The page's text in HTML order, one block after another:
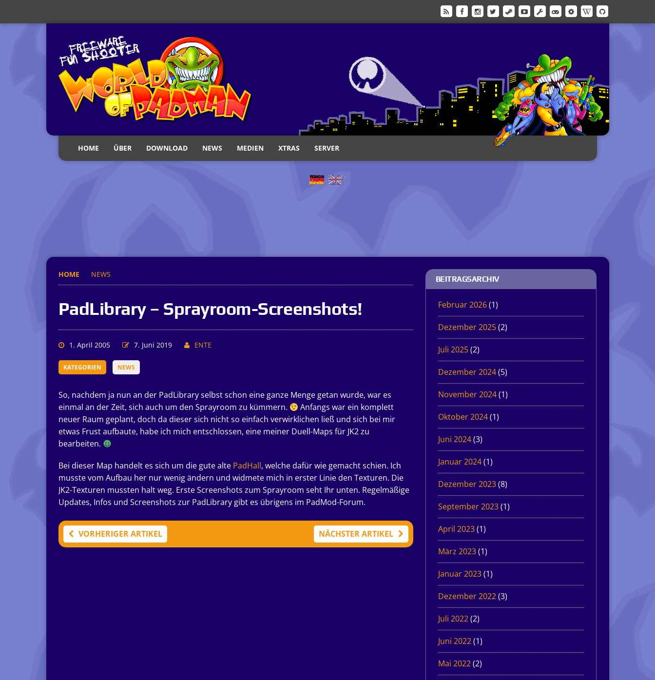
HOME ÜBER DOWNLOAD NEWS MEDIEN XTRAS SERVER
HOME NEWS
PadLibrary – Sprayroom-Screenshots!
1. April 2005 7. Juni 2019 ENTE
KATEGORIEN NEWS
So, nachdem ja nun an der PadLibrary selbst schon eine ganze Menge getan wurde, war es
einmal an der Zeit, sich auch um den Sprayroom zu kümmern.
Anfangs war ein komplett
neuer Raum geplant, doch da dieser sich nicht so einfach verwirklichen ließ und sich bei mir
etwas Frust aufbaute, habe ich mich entschlossen, eine meiner Duell-Maps für JK2 zu
bearbeiten.
Bei dieser Map handelt es sich um die gute alte PadHall, welche dafür wie gemacht schien. Ich
musste vom Aufbau her nur wenig ändern und widmete mich in erster Linie den Texturen. Die
JK2-Texturen mussten halt weg. Erste Screenshots zum Sprayroom seht Ihr unten. Regelmäßige
Updates, Infos und Screenshots zur PadLibrary gibt es übrigens im PadMod-Forum.
VORHERIGER ARTIKEL NÄCHSTER ARTIKEL
BEITRAGSARCHIV
Februar 2026(1)
Dezember 2025(2)
Juli 2025(2)
Dezember 2024(5)
November 2024(1)
Oktober 2024(1)
Juni 2024(3)
Januar 2024(1)
Dezember 2023(8)
September 2023(1)
April 2023(1)
März 2023(1)
Januar 2023(1)
Dezember 2022(3)
Juli 2022(2)
Juni 2022(1)
Mai 2022(2)